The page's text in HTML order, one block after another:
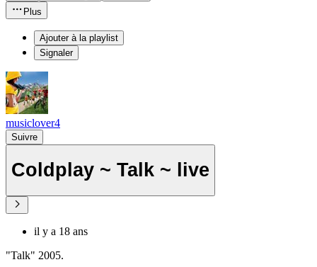
Plus
Ajouter à la playlist
Signaler
musiclover4
Suivre
Coldplay ~ Talk ~ live
il y a 18 ans
"Talk" 2005.